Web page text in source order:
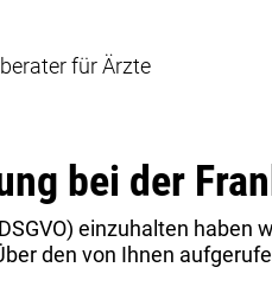
für Ärzte
bei der
einzuhalten haben
den von Ihnen